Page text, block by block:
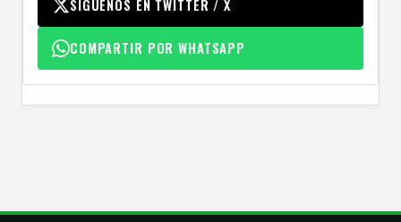
SIGUENOS EN TWITTER / X
COMPARTIR POR WHATSAPP